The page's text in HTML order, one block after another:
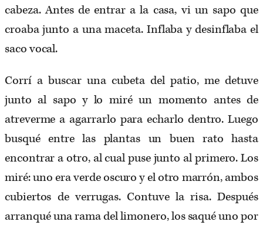
cabeza. Antes de entrar a la casa, vi un sapo que
croaba junto a una maceta. Inflaba y desinflaba el
saco vocal.
Corrí a buscar una cubeta del patio, me detuve
junto al sapo y lo miré un momento antes de
atreverme a agarrarlo para echarlo dentro. Luego
busqué entre las plantas un buen rato hasta
encontrar a otro, al cual puse junto al primero. Los
miré: uno era verde oscuro y el otro marrón, ambos
cubiertos de verrugas. Contuve la risa. Después
arranqué una rama del limonero, los saqué uno por